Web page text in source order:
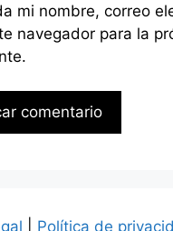
mi nombre, correo
navegador para la
Política de